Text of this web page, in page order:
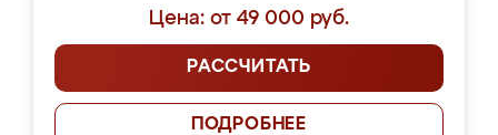
Цена: от 49 000 руб.
РАССЧИТАТЬ
ПОДРОБНЕЕ